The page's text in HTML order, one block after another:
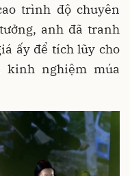
trình độ chuyên
anh đã tranh
ấy để tích lũy cho
nghiệm múa